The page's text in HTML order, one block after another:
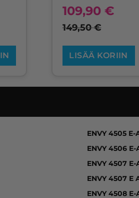
109,90 €
149,50€
LISÄÄ KORIIN
ENVY 4505 E-
ENVY 4506 E-
ENVY 4507 E-
ENVY 4507 E
ENVY 4508 E-